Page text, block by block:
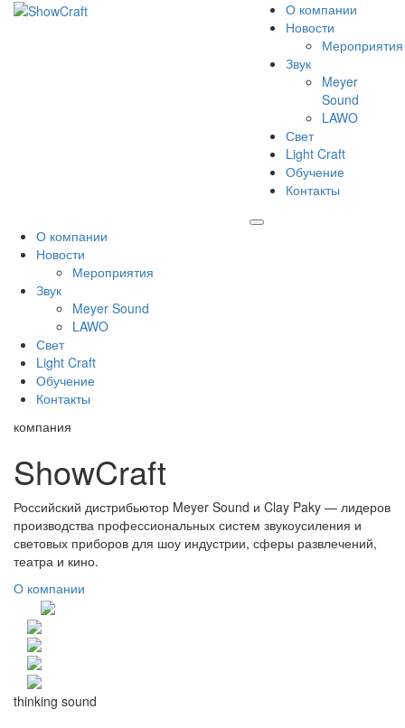
О компании
Новости
Мероприятия
Звук
Meyer
Sound
LAWO
Свет
Light Craft
Обучение
Контакты
О компании
Новости
Мероприятия
Звук
Meyer Sound
LAWO
Свет
Light Craft
Обучение
Контакты
компания
ShowCraft
Российский дистрибьютор Meyer Sound и Clay Paky — лидеров
производства профессиональных систем звукоусиления и
световых приборов для шоу индустрии, сферы развлечений,
театра и кино.
О компании
thinking sound